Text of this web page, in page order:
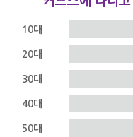
10대
20대
30대
40대
50대